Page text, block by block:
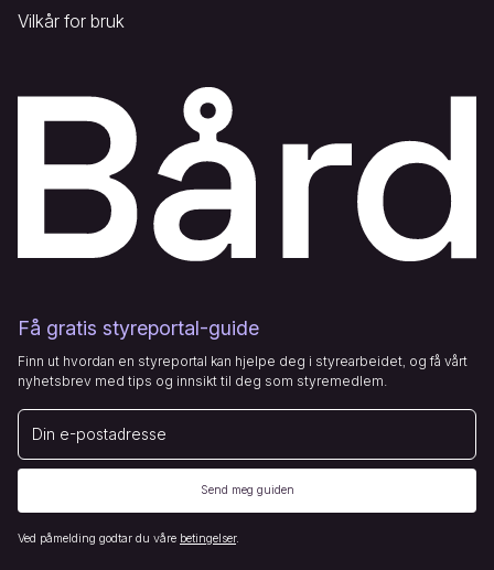
Vilkår for bruk
Få gratis styreportal-guide
Finn ut hvordan en styreportal kan hjelpe deg i styrearbeidet, og få vårt
nyhetsbrev med tips og innsikt til deg som styremedlem.
E-post
Send meg guiden
Ved påmelding godtar du våre betingelser.